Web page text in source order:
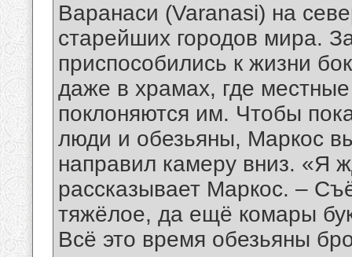
Варанаси (Varanasi) на
старейших городов мира.
приспособились к жизни
даже в храмах, где
поклоняются им. Чтобы
люди и обезьяны, Маркос
направил камеру вниз. «Я
рассказывает Маркос. –
тяжёлое, да ещё комары
Всё это время обезьяны